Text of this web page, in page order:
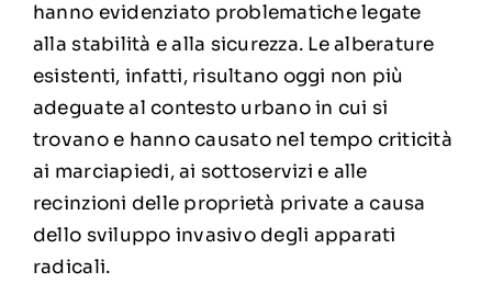
hanno evidenziato problematiche legate
alla stabilità e alla sicurezza. Le alberature
esistenti, infatti, risultano oggi non più
adeguate al contesto urbano in cui si
trovano e hanno causato nel tempo criticità
ai marciapiedi, ai sottoservizi e alle
recinzioni delle proprietà private a causa
dello sviluppo invasivo degli apparati
radicali.